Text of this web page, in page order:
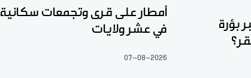
بؤرة
أمطار على قرى وتجمعات سكانية
في عشر ولايات
07-08-2026